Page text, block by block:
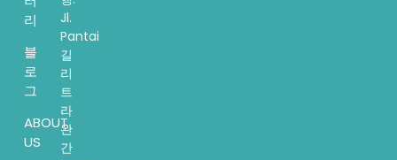
리
블
로
그
ABOUT
US
Jl.
Pantai
길
리
트
라
완
간